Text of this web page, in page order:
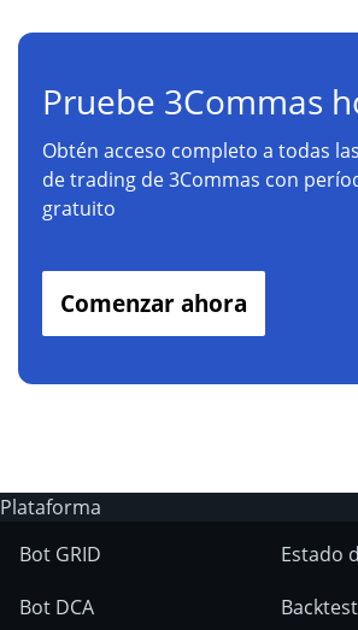
Pruebe 3Commas
Obtén acceso completo a todas
de trading de 3Commas con
gratuito
Comenzar ahora
Plataforma
Bot GRID
Bot DCA
Estado